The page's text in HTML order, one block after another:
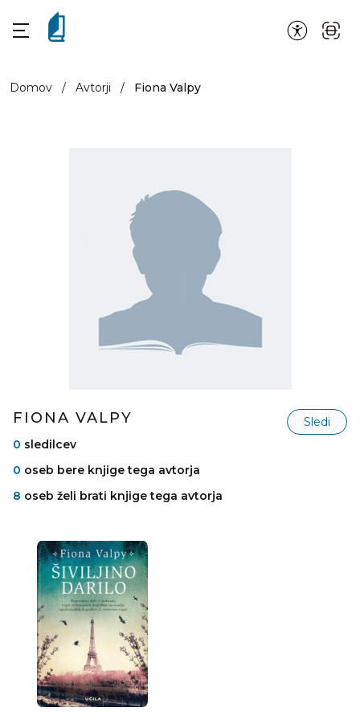
Domov / Avtorji / Fiona Valpy
FIONA VALPY
Sledi
0 sledilcev
0 oseb bere knjige tega avtorja
8 oseb želi brati knjige tega avtorja